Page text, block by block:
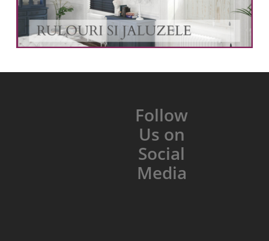
Follow
Us on
Social
Media